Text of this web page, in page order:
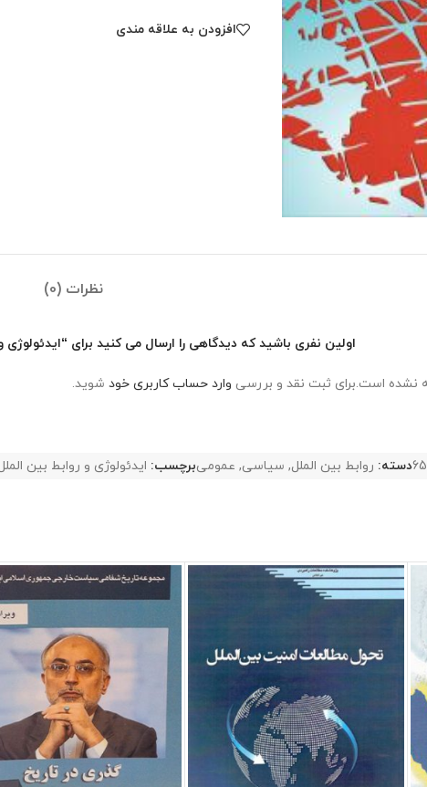
افزودن به علاقه مندی
نظرات (0)
نشده است.
اولین نفری باشید که دیدگاهی را ارسال می کنید برای “ایدئولوژی
برای ثبت نقد و بررسی وارد حساب کاربری خود شوید.
دسته: روابط بین الملل, سیاسی, عمومیبرچسب: ایدئولوژی و روابط بین